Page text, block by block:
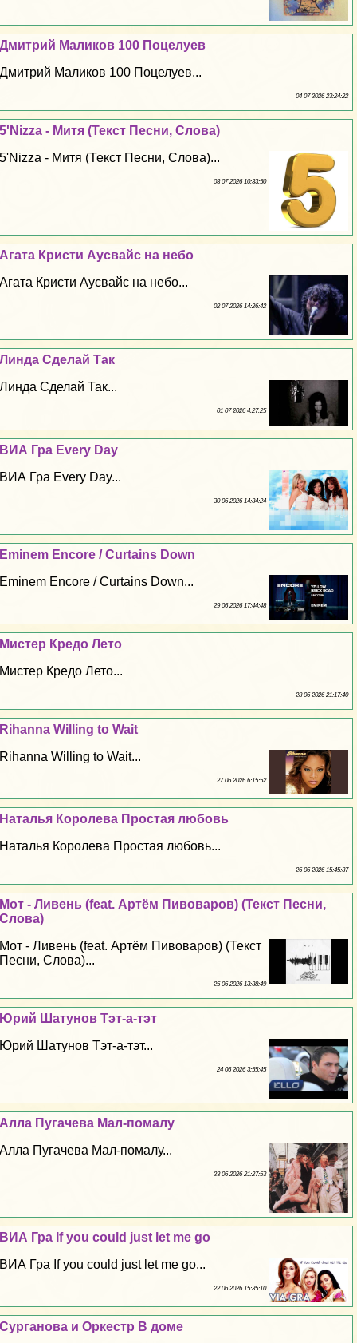
Дмитрий Маликов 100 Поцелуев
Дмитрий Маликов 100 Поцелуев...
04 07 2026 23:24:22
5'Nizza - Митя (Текст Песни, Слова)
5'Nizza - Митя (Текст Песни, Слова)...
03 07 2026 10:33:50
Агата Кристи Аусвайс на небо
Агата Кристи Аусвайс на небо...
02 07 2026 14:26:42
Линда Сделай Так
Линда Сделай Так...
01 07 2026 4:27:25
ВИА Гра Every Day
ВИА Гра Every Day...
30 06 2026 14:34:24
Eminem Encore / Curtains Down
Eminem Encore / Curtains Down...
29 06 2026 17:44:48
Мистер Кредо Лето
Мистер Кредо Лето...
28 06 2026 21:17:40
Rihanna Willing to Wait
Rihanna Willing to Wait...
27 06 2026 6:15:52
Наталья Королева Простая любовь
Наталья Королева Простая любовь...
26 06 2026 15:45:37
Мот - Ливень (feat. Артём Пивоваров) (Текст Песни,
Слова)
Мот - Ливень (feat. Артём Пивоваров) (Текст
Песни, Слова)...
25 06 2026 13:38:49
Юрий Шатунов Тэт-а-тэт
Юрий Шатунов Тэт-а-тэт...
24 06 2026 3:55:45
Алла Пугачева Мал-помалу
Алла Пугачева Мал-помалу...
23 06 2026 21:27:53
ВИА Гра If you could just let me go
ВИА Гра If you could just let me go...
22 06 2026 15:35:10
Сурганова и Оркестр В доме